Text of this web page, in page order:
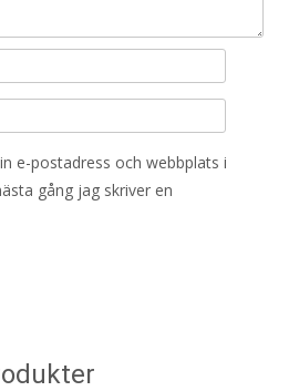
e-postadress och webbplats i
gång jag skriver en